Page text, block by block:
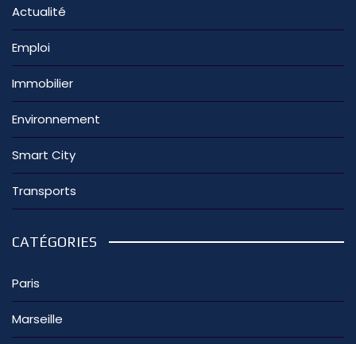
Actualité
Emploi
Immobilier
Environnement
Smart City
Transports
CATÉGORIES
Paris
Marseille